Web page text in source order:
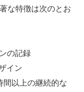
な特徴は次のとお
の記録
イン
以上の継続的な